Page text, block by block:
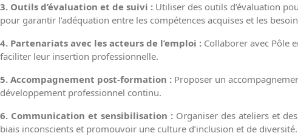
3. Outils d’évaluation et de suivi : Utiliser des outils d’évaluation
pour garantir l’adéquation entre les compétences acquises et les
4. Partenariats avec les acteurs de l’emploi : Collaborer avec Pôle
faciliter leur insertion professionnelle.
5. Accompagnement post-formation : Proposer un
développement professionnel continu.
6. Communication et sensibilisation : Organiser des ateliers et
biais inconscients et promouvoir une culture d’inclusion et de diversité.